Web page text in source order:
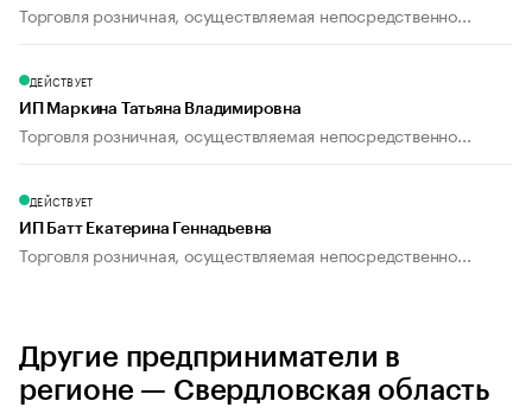
Торговля розничная, осуществляемая непосредственно...
ДЕЙСТВУЕТ
ИП Маркина Татьяна Владимировна
Торговля розничная, осуществляемая непосредственно...
ДЕЙСТВУЕТ
ИП Батт Екатерина Геннадьевна
Торговля розничная, осуществляемая непосредственно...
Другие предприниматели в
регионе — Свердловская область